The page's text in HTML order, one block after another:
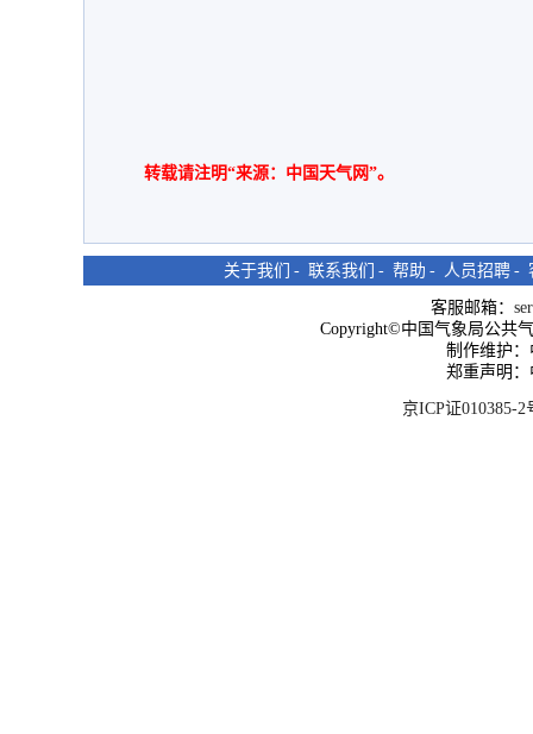
转载请注明“来源：中国天气网”。
关于我们 - 联系我们 - 帮助 - 人员招聘 -
客服邮箱：
Copyright©中国气象局公共
制作维护
郑重声明
京ICP证010385-2